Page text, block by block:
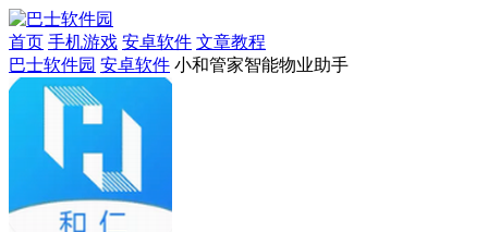
首页 手机游戏 安卓软件 文章教程
巴士软件园 安卓软件 小和管家智能物业助手